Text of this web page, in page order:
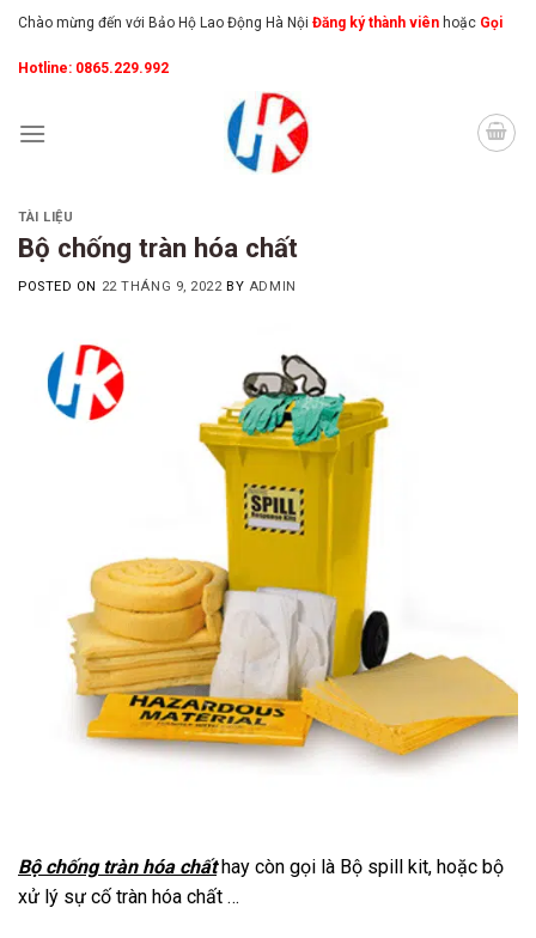
Skip
content
Chào mừng đến với Bảo Hộ Lao Động Hà Nội Đăng ký thành viên hoặc Gọi
Hotline: 0865.229.992
TÀI LIỆU
Bộ chống tràn hóa chất
POSTED ON 22 THÁNG 9, 2022BY ADMIN
Bộ chống tràn hóa chấthay còn gọi là Bộ spill kit, hoặc bộ
xử lý sự cố tràn hóa chất …